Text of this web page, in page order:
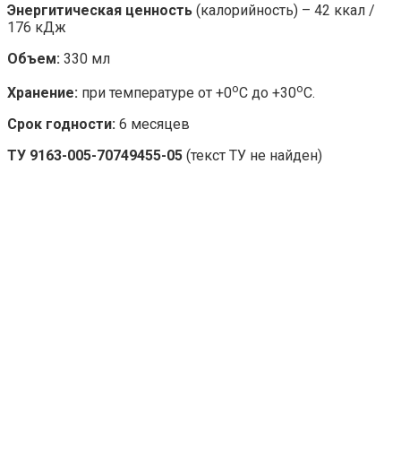
Энергитическая ценность (калорийность) – 42 ккал /
176 кДж
Объем: 330 мл
Хранение: при температуре от +0оС до +30оС.
Срок годности: 6 месяцев
ТУ 9163-005-70749455-05 (текст ТУ не найден)